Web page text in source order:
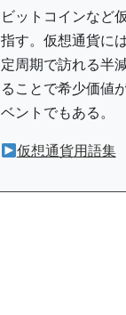
ビットコインなど
指す。仮想通貨に
定周期で訪れる半
ることで希少価値
ベントでもある。
仮想通貨用語集